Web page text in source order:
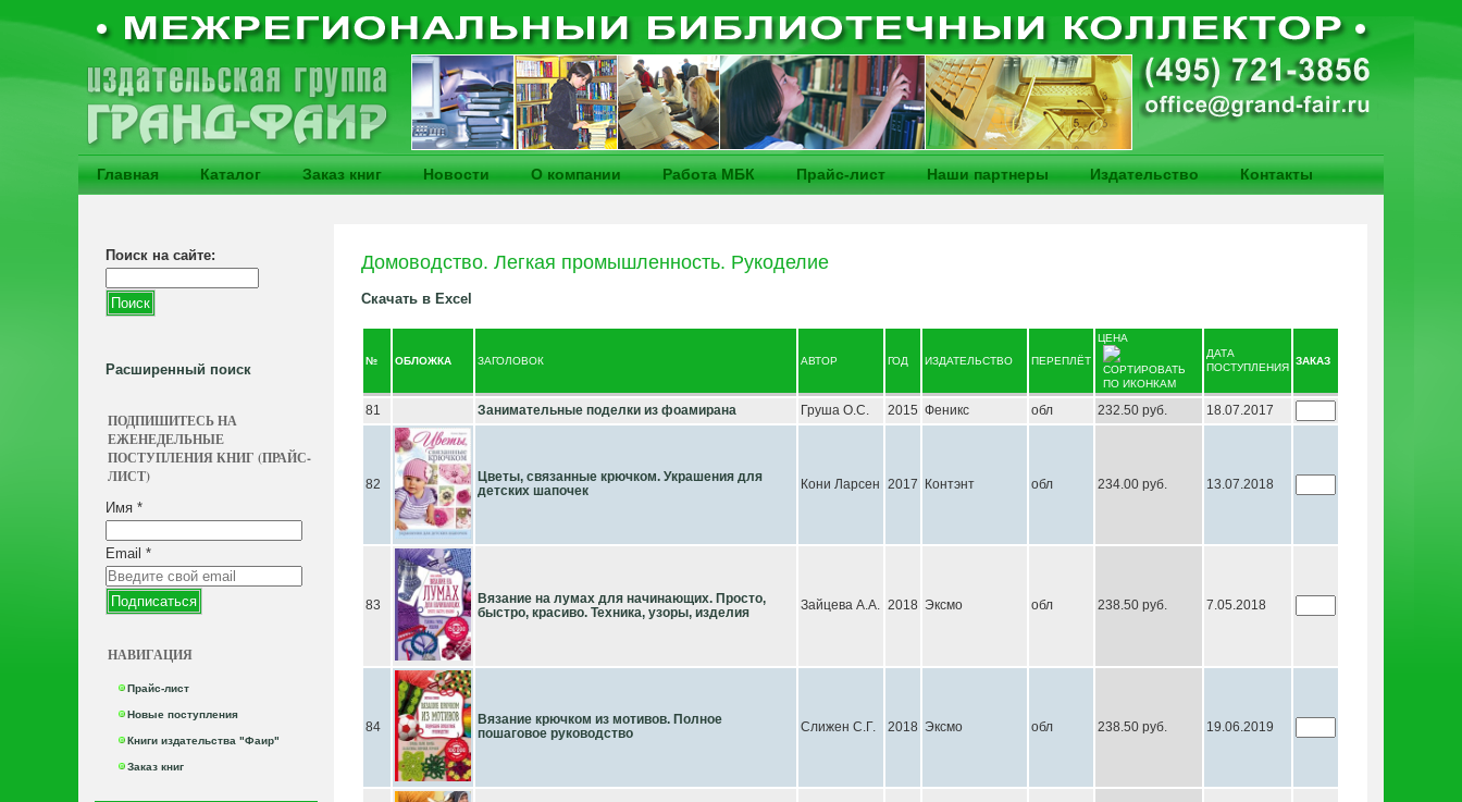
Главная Каталог Заказ книг Новости О компании Работа МБК Прайс-лист Наши партнеры Издательство Контакты
Поиск на сайте:
Расширенный поиск
ПОДПИШИТЕСЬ НА
ЕЖЕНЕДЕЛЬНЫЕ
ПОСТУПЛЕНИЯ КНИГ (ПРАЙС-
ЛИСТ)
Имя *
Email *
НАВИГАЦИЯ
Прайс-лист
Новые поступления
Книги издательства "Фаир"
Заказ книг
Домоводство. Легкая промышленность. Рукоделие
Скачать в Excel
№ ОБЛОЖКА ЗАГОЛОВОК АВТОР ГОД ИЗДАТЕЛЬСТВО ПЕРЕПЛЁТ
ЦЕНА
ДАТА
ПОСТУПЛЕНИЯ
ЗАКАЗ
81 Занимательные поделки из фоамирана Груша О.С. 2015 Феникс обл 232.50 руб. 18.07.2017
82
Цветы, связанные крючком. Украшения для
детских шапочек
Кони Ларсен 2017 Контэнт обл 234.00 руб. 13.07.2018
83
Вязание на лумах для начинающих. Просто,
быстро, красиво. Техника, узоры, изделия
Зайцева А.А. 2018 Эксмо обл 238.50 руб. 7.05.2018
84
Вязание крючком из мотивов. Полное
пошаговое руководство
Слижен С.Г. 2018 Эксмо обл 238.50 руб. 19.06.2019